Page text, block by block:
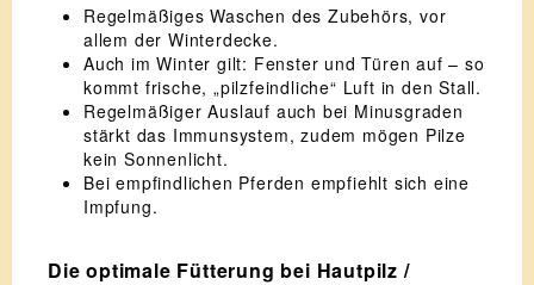
Regelmäßiges Waschen des Zubehörs, vor
allem der Winterdecke.
Auch im Winter gilt: Fenster und Türen auf – so
kommt frische, „pilzfeindliche“ Luft in den Stall.
Regelmäßiger Auslauf auch bei Minusgraden
stärkt das Immunsystem, zudem mögen Pilze
kein Sonnenlicht.
Bei empfindlichen Pferden empfiehlt sich eine
Impfung.
Die optimale Fütterung bei Hautpilz /